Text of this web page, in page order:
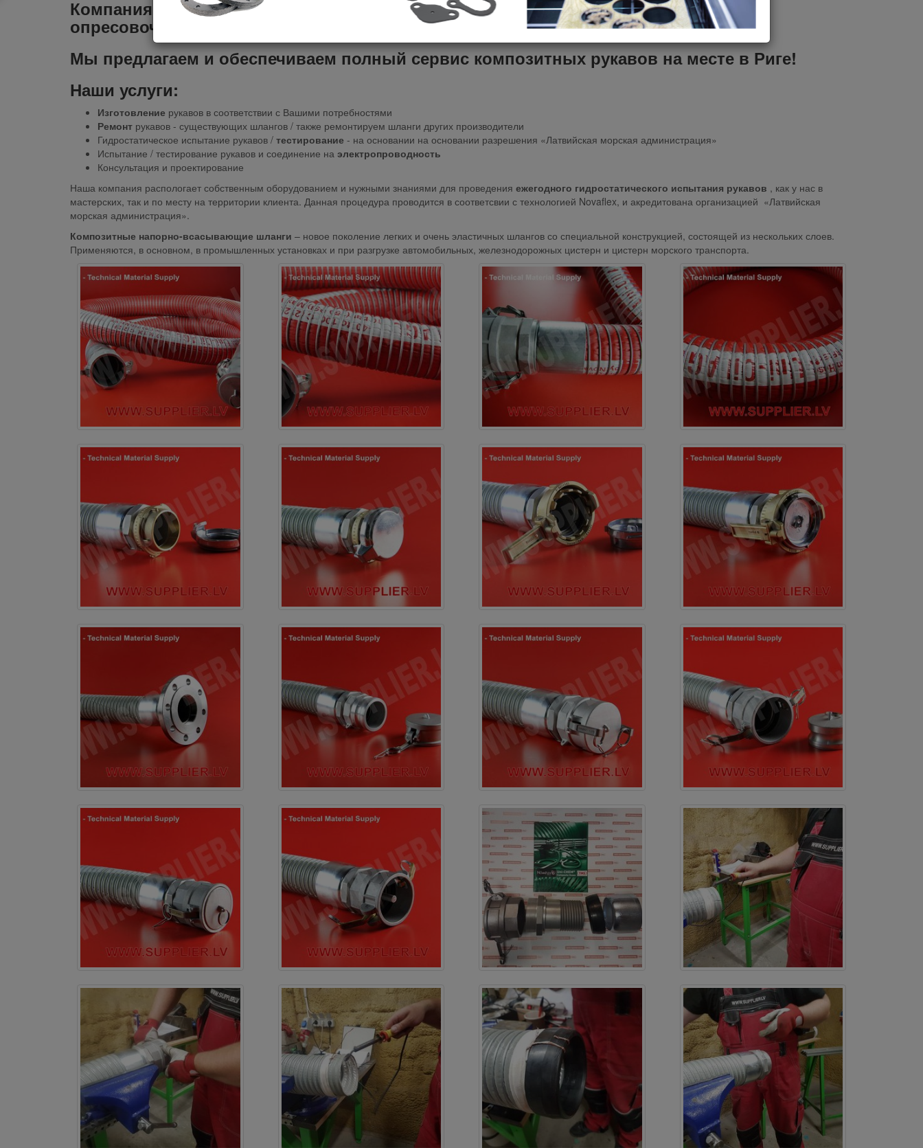
Компания ТМС занимается продажей готовых композитных рукавов и проводит
опресовочные работы в Латвии, по адрессу Рига, Ул.Рамулю 23.
Мы предлагаем и обеспечиваем полный сервис композитных рукавов на месте в Риге!
Наши услуги:
Изготовление рукавов в соответствии с Вашими потребностями
Ремонт рукавов - существующих шлангов / также ремонтируем шланги других производители
Гидростатическое испытание рукавов / тестирование - на основании на основании разрешения «Латвийская морская администрация»
Испытание / тестирование рукавов и соединение на электропроводность
Консультация и проектирование
Наша компания распологает собственным оборудованием и нужными знаниями для проведения ежегодного гидростатического испытания рукавов , как у нас в
мастерских, так и по месту на территории клиента. Данная процедура проводится в соответсвии с технологией Novaflex, и акредитована организацией «Латвийская
морская администрация».
Композитные напорно-всасывающие шланги – новое поколение легких и очень эластичных шлангов со специальной конструкцией, состоящей из нескольких слоев.
Применяются, в основном, в промышленных установках и при разгрузке автомобильных, железнодорожных цистерн и цистерн морского транспорта.